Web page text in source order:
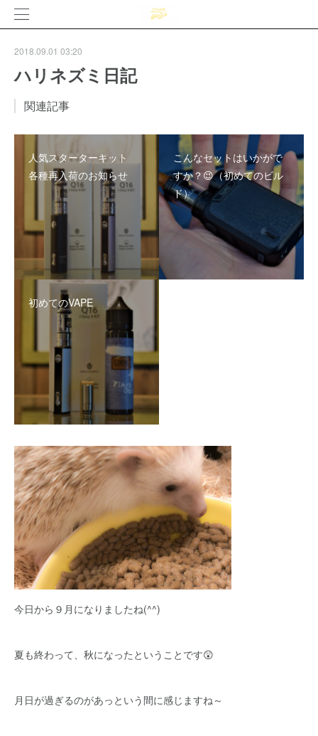
2018.09.01 03:20
ハリネズミ日記
関連記事
人気スターターキット
各種再入荷のお知らせ
こんなセットはいかがで
すか？😉（初めてのビル
ド）
初めてのVAPE
今日から９月になりましたね(^^)
夏も終わって、秋になったということです😲
月日が過ぎるのがあっという間に感じますね～